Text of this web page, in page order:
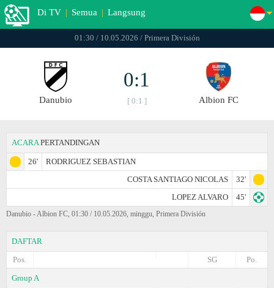
Di TV | Semua | Langsung
01:30 / 10.05.2026 / Primera División
Danubio
0:1
[ 0:1 ] Albion FC
ACARA PERTANDINGAN
26'
RODRIGUEZ SEBASTIAN
COSTA SANTIAGO NICOLAS
32'
LOPEZ ALVARO
45'
Danubio - Albion FC, 01:30 / 10.05.2026, minggu, Primera División
DAFTAR
Pos.
Po.
SG
Group A